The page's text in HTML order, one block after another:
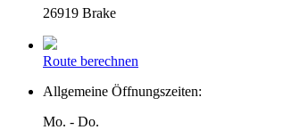
26919 Brake
Route berechnen
Allgemeine Öffnungszeiten:
Mo. - Do.